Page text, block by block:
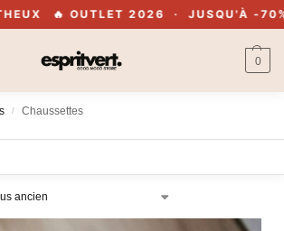
JUSQU'À -70% · EN LIGNE & EN
0
/ Chaussettes